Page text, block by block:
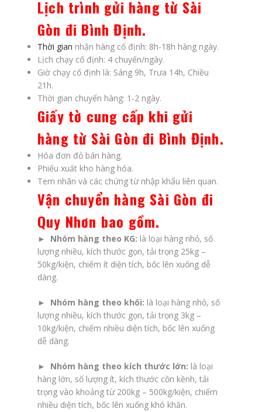
Lịch trình gửi hàng từ Sài
Gòn đi Bình Định.
Thời gian nhận hàng cố định: 8h-18h hàng ngày.
Lịch chạy cố định: 4 chuyến/ngày.
Giờ chạy cố định là: Sáng 9h, Trưa 14h, Chiều
21h.
Thời gian chuyển hàng: 1-2 ngày.
Giấy tờ cung cấp khi gửi
hàng từ Sài Gòn đi Bình Định.
Hóa đơn đỏ bán hàng.
Phiếu xuất kho hàng hóa.
Tem nhãn và các chứng từ nhập khẩu liên quan.
Vận chuyển hàng Sài Gòn đi
Quy Nhơn bao gồm.
► Nhóm hàng theo KG: là loại hàng nhỏ, số
lượng nhiều, kích thước gọn, tải trọng 25kg –
50kg/kiện, chiếm ít diện tích, bốc lên xuống dễ
dàng.
► Nhóm hàng theo khối: là loại hàng nhỏ, số
lượng nhiều, kích thước gọn, tải trọng 3kg –
10kg/kiện, chiếm nhiều diện tích, bốc lên xuống
dễ dàng.
► Nhóm hàng theo kích thước lớn: là loại
hàng lớn, số lượng ít, kích thước cồn kềnh, tải
trọng vào khoảng từ 200kg – 500kg/kiện, chiếm
nhiều diện tích, bốc lên xuống khó khăn.